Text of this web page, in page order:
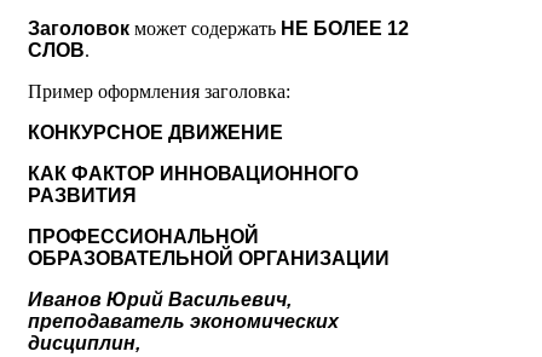
Заголовок может содержать НЕ БОЛЕЕ 12
СЛОВ.
Пример оформления заголовка:
КОНКУРСНОЕ ДВИЖЕНИЕ
КАК ФАКТОР ИННОВАЦИОННОГО
РАЗВИТИЯ
ПРОФЕССИОНАЛЬНОЙ
ОБРАЗОВАТЕЛЬНОЙ ОРГАНИЗАЦИИ
Иванов Юрий Васильевич,
преподаватель экономических
дисциплин,